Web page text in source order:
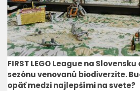
FIRST LEGO League na
sezónu venovanú biodiverzite.
opäť medzi najlepšími na svete?